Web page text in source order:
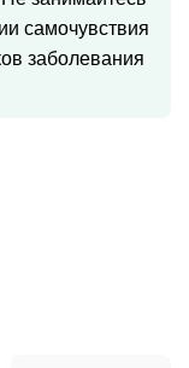
самочувствия
заболевания